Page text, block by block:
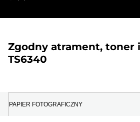
Zgodny atrament, toner
TS6340
PAPIER FOTOGRAFICZNY